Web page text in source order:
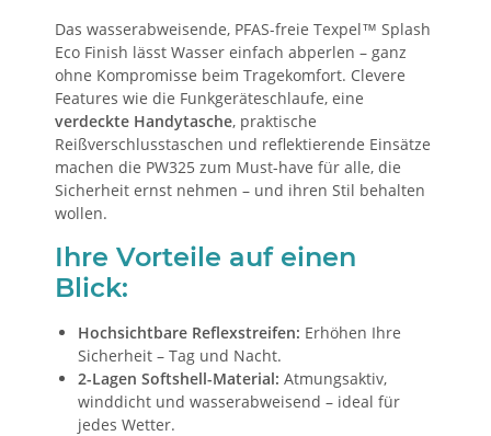
Das wasserabweisende, PFAS-freie Texpel™ Splash
Eco Finish lässt Wasser einfach abperlen – ganz
ohne Kompromisse beim Tragekomfort. Clevere
Features wie die Funkgeräteschlaufe, eine
verdeckte Handytasche, praktische
Reißverschlusstaschen und reflektierende Einsätze
machen die PW325 zum Must-have für alle, die
Sicherheit ernst nehmen – und ihren Stil behalten
wollen.
Ihre Vorteile auf einen
Blick:
Hochsichtbare Reflexstreifen: Erhöhen Ihre
Sicherheit – Tag und Nacht.
2-Lagen Softshell-Material: Atmungsaktiv,
winddicht und wasserabweisend – ideal für
jedes Wetter.